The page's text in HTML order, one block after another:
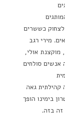
כששרים
מירי רגב
מוקצנת אולי,
אנשים סולחים
קהילתית גאה
בימינו הופך
זה בזה.